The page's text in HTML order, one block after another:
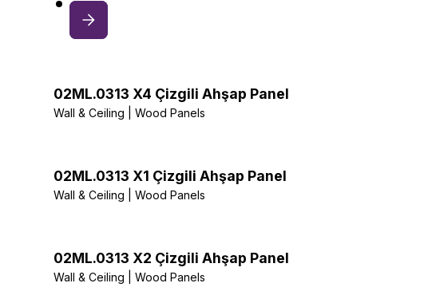
02ML.0313 X4 Çizgili Ahşap Panel
Wall & Ceiling | Wood Panels
02ML.0313 X1 Çizgili Ahşap Panel
Wall & Ceiling | Wood Panels
02ML.0313 X2 Çizgili Ahşap Panel
Wall & Ceiling | Wood Panels